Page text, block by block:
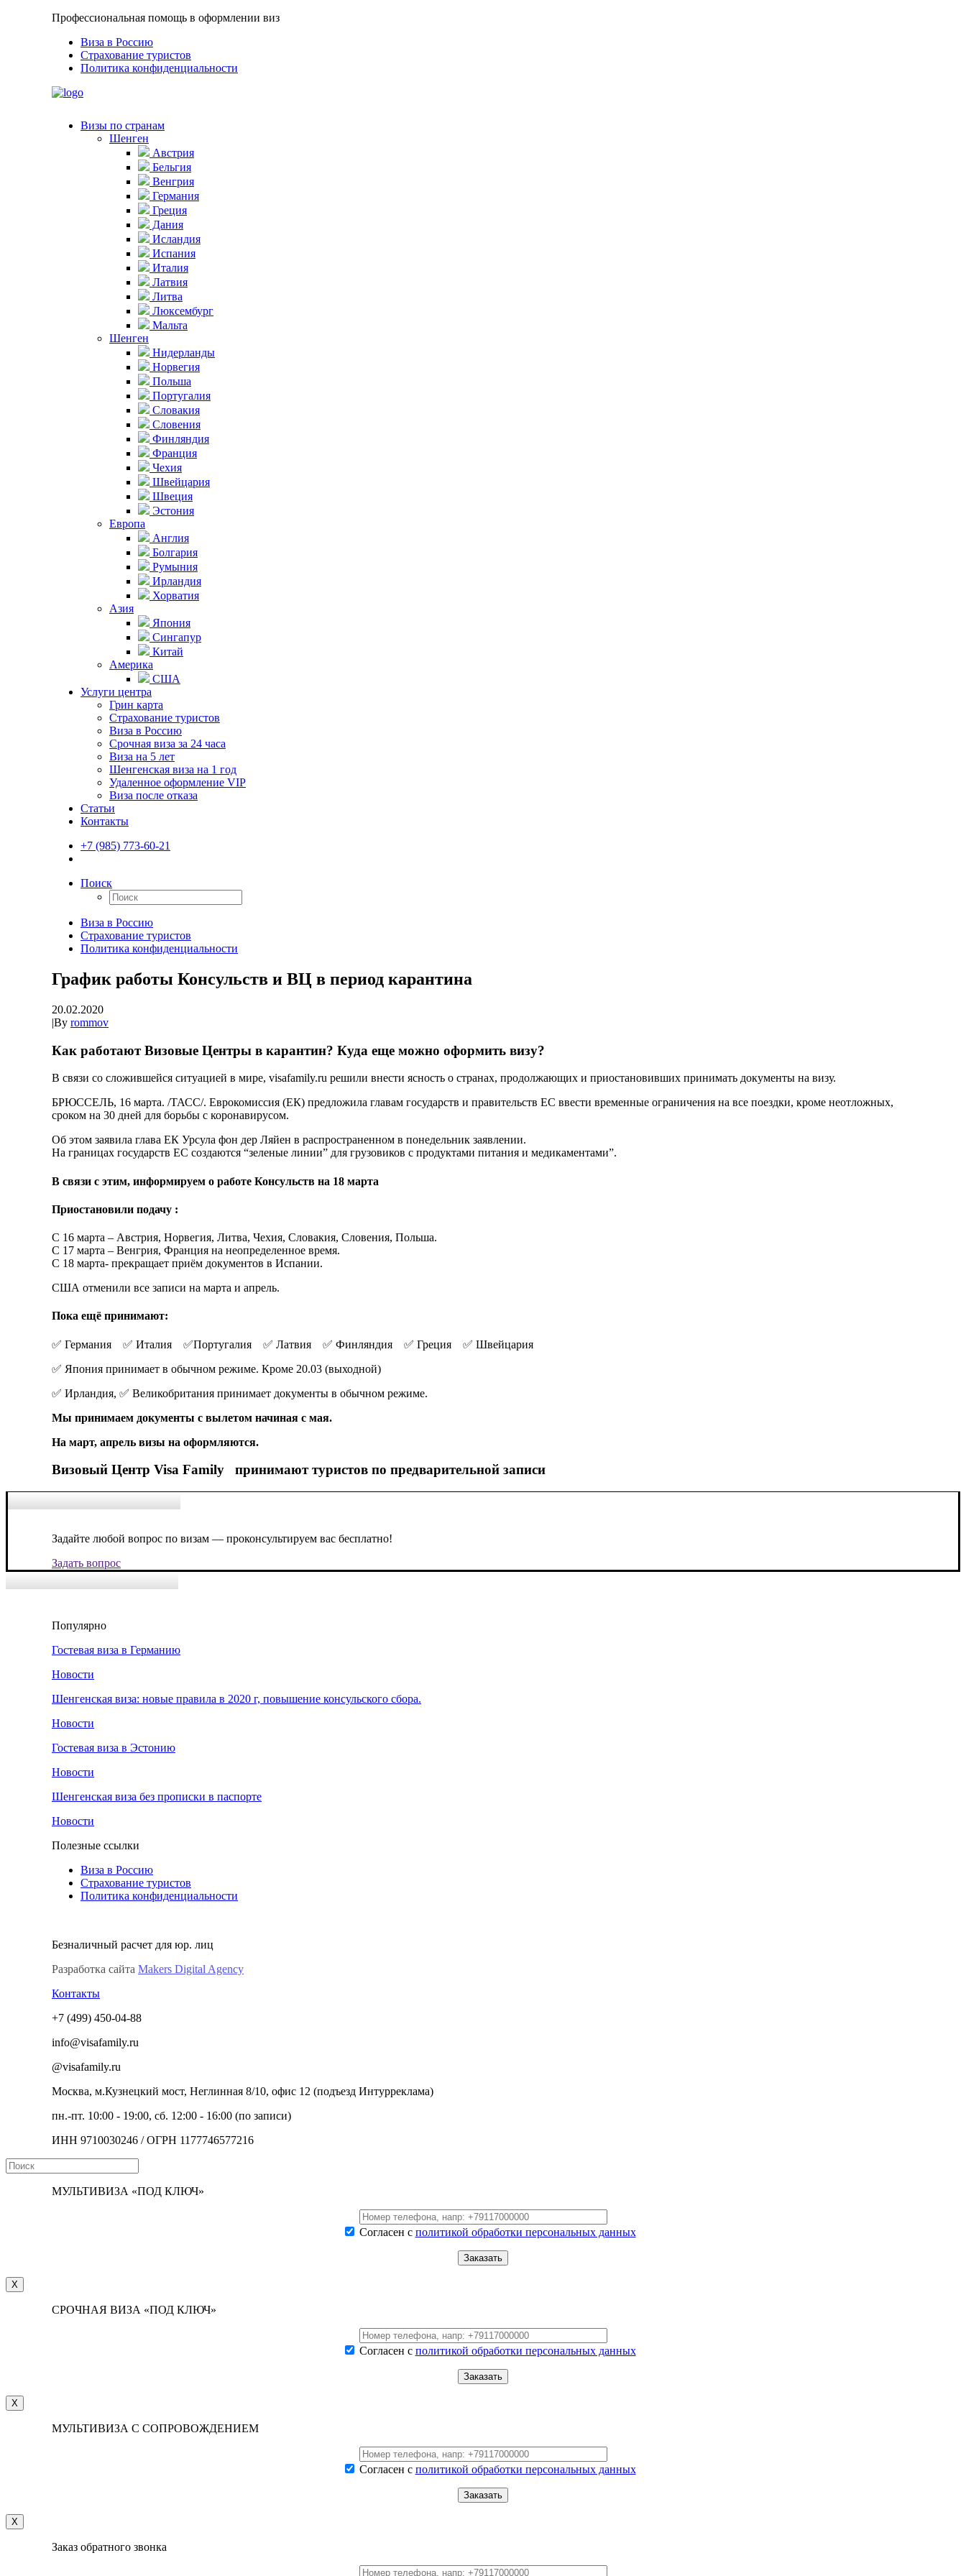
Профессиональная помощь в оформлении виз
Виза в Россию
Страхование туристов
Политика конфиденциальности
Визы по странам
Шенген
Австрия
Бельгия
Венгрия
Германия
Греция
Дания
Исландия
Испания
Италия
Латвия
Литва
Люксембург
Мальта
Шенген
Нидерланды
Норвегия
Польша
Португалия
Словакия
Словения
Финляндия
Франция
Чехия
Швейцария
Швеция
Эстония
Европа
Англия
Болгария
Румыния
Ирландия
Хорватия
Азия
Япония
Сингапур
Китай
Америка
США
Услуги центра
Грин карта
Страхование туристов
Виза в Россию
Срочная виза за 24 часа
Виза на 5 лет
Шенгенская виза на 1 год
Удаленное оформление VIP
Виза после отказа
Статьи
Контакты
+7 (985) 773-60-21
Поиск
Виза в Россию
Страхование туристов
Политика конфиденциальности
График работы Консульств и ВЦ в период карантина
20.02.2020
|By rommov
Как работают Визовые Центры в карантин? Куда еще можно оформить визу?
В связи со сложившейся ситуацией в мире, visafamily.ru решили внести ясность о странах, продолжающих и приостановивших принимать документы на визу.
БРЮССЕЛЬ, 16 марта. /ТАСС/. Еврокомиссия (ЕК) предложила главам государств и правительств ЕС ввести временные ограничения на все поездки, кроме неотложных,
сроком на 30 дней для борьбы с коронавирусом.
Об этом заявила глава ЕК Урсула фон дер Ляйен в распространенном в понедельник заявлении.
На границах государств ЕС создаются “зеленые линии” для грузовиков с продуктами питания и медикаментами”.
В связи с этим, информируем о работе Консульств на 18 марта
Приостановили подачу :
С 16 марта – Австрия, Норвегия, Литва, Чехия, Словакия, Словения, Польша.
С 17 марта – Венгрия, Франция на неопределенное время.
С 18 марта- прекращает приём документов в Испании.
США отменили все записи на марта и апрель.
Пока ещё принимают:
✅ Германия ✅ Италия ✅Португалия ✅ Латвия ✅ Финляндия ✅ Греция ✅ Швейцария
✅ Япония принимает в обычном режиме. Кроме 20.03 (выходной)
✅ Ирландия, ✅ Великобритания принимает документы в обычном режиме.
Мы принимаем документы с вылетом начиная с мая.
На март, апрель визы на оформляются.
Визовый Центр Visa Family принимают туристов по предварительной записи
Задайте любой вопрос по визам — проконсультируем вас бесплатно!
Задать вопрос
Популярно
Гостевая виза в Германию
Новости
Шенгенская виза: новые правила в 2020 г, повышение консульского сбора.
Новости
Гостевая виза в Эстонию
Новости
Шенгенская виза без прописки в паспорте
Новости
Полезные ссылки
Виза в Россию
Страхование туристов
Политика конфиденциальности
Безналичный расчет для юр. лиц
Разработка сайта Makers Digital Agency
Контакты
+7 (499) 450-04-88
info@visafamily.ru
@visafamily.ru
Москва, м.Кузнецкий мост, Неглинная 8/10, офис 12 (подъезд Интурреклама)
пн.-пт. 10:00 - 19:00, сб. 12:00 - 16:00 (по записи)
ИНН 9710030246 / ОГРН 1177746577216
МУЛЬТИВИЗА «ПОД КЛЮЧ»
Согласен с политикой обработки персональных данных
X
СРОЧНАЯ ВИЗА «ПОД КЛЮЧ»
Согласен с политикой обработки персональных данных
X
МУЛЬТИВИЗА С СОПРОВОЖДЕНИЕМ
Согласен с политикой обработки персональных данных
X
Заказ обратного звонка